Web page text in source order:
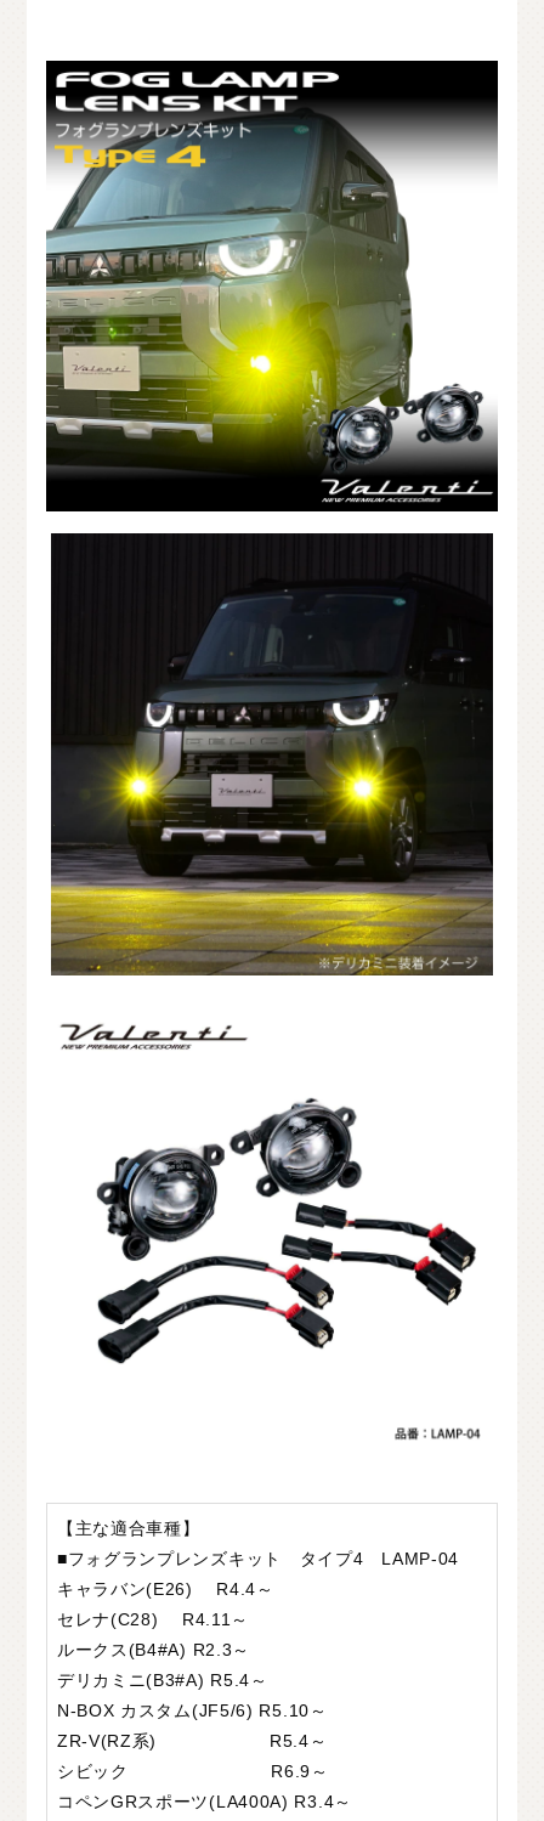
【主な適合車種】
■フォグランプレンズキット タイプ4 LAMP-04
キャラバン(E26) R4.4～
セレナ(C28) R4.11～
ルークス(B4#A) R2.3～
デリカミニ(B3#A) R5.4～
N-BOX カスタム(JF5/6) R5.10～
ZR-V(RZ系) R5.4～
シビック R6.9～
コペンGRスポーツ(LA400A) R3.4～